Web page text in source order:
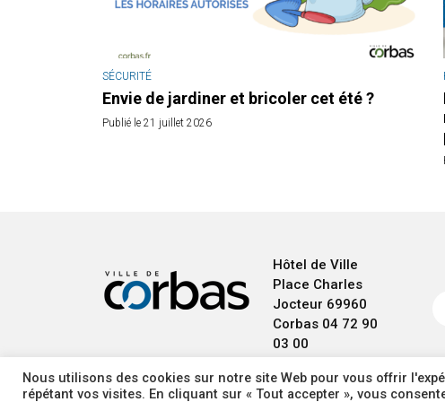
SÉCURITÉ
Envie de jardiner et bricoler cet été ?
Publié le 21 juillet 2026
Hôtel de Ville
Place Charles
Jocteur 69960
Corbas 04 72 90
03 00
Nous utilisons des cookies sur notre site Web pour vous offrir
répétant vos visites. En cliquant sur « Tout accepter », vous